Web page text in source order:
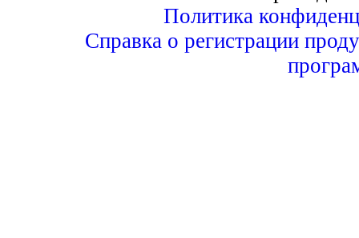
Политика
Справка о регистрации